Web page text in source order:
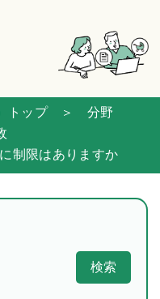
トップ＞ 分野
制限はありますか
検索